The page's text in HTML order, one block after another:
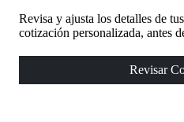
Revisa y ajusta los detalles de
cotización personalizada, antes
Revisar